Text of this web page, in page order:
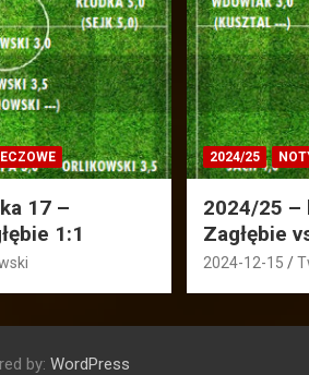
17 –
1:1
2024/25
2024/25 –
Zagłębie
2024-12-15
by: WordPress